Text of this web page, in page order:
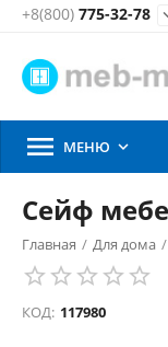
+8(800) 775-32-78
 МЕНЮ 
Сейф
Главная / Для дома /
КОД: 117980